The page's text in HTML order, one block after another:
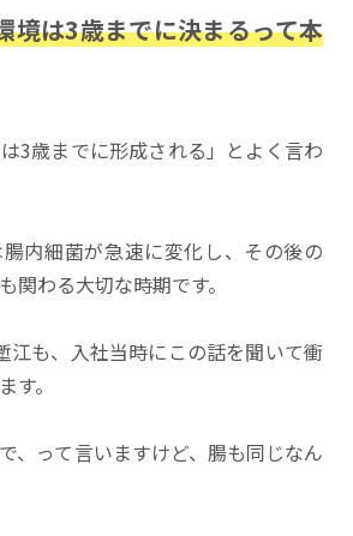
境は3歳までに決まるって本
は3歳までに形成される」とよく言わ
内細菌が急速に変化し、その後の
関わる大切な時期です。
江も、入社当時にこの話を聞いて衝
す。
、って言いますけど、腸も同じなん